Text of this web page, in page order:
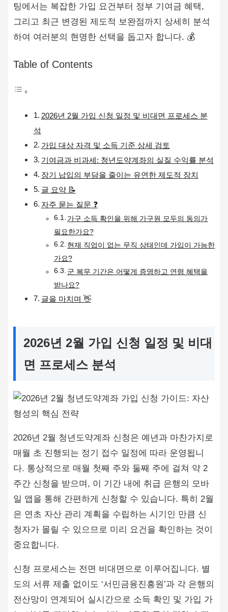
팅에서는 복잡한 가입 요건부터 정부 기여금 혜택,
그리고 최근 변경된 제도적 보완점까지 상세히 분석
하여 여러분의 현명한 선택을 돕고자 합니다. 💰
Table of Contents
2026년 2월 가입 신청 일정 및 비대면 프로세스 분
석
가입 대상 자격 및 소득 기준 상세 검토
기여금과 비과세: 청년도약계좌의 실질 수익률 분석
장기 납입의 부담을 줄이는 유연한 제도적 장치
글 요약 📝
자주 묻는 질문 ❓
가구 소득 확인을 위해 가구원 모두의 동의가
필요한가요?
현재 직업이 없는 무직 상태인데 가입이 가능한
가요?
군 복무 기간은 어떻게 증명하고 연령 혜택을
받나요?
글을 마치며 👋
2026년 2월 가입 신청 일정 및 비대
면 프로세스 분석
2026년 2월 청년도약계좌 신청은 예년과 마찬가지로
매월 초 진행되는 정기 접수 일정에 따라 운영됩니
다. 통상적으로 매월 첫째 주와 둘째 주에 걸쳐 약 2
주간 신청을 받으며, 이 기간 내에 취급 은행의 모바
일 앱을 통해 간편하게 신청할 수 있습니다. 특히 2월
은 연초 자산 관리 계획을 수립하는 시기인 만큼 신
청자가 몰릴 수 있으므로 미리 요건을 확인하는 것이
중요합니다.
신청 프로세스는 전면 비대면으로 이루어집니다. 별
도의 서류 제출 없이도 ‘서민금융진흥원’과 각 은행의
전산망이 연계되어 실시간으로 소득 확인 및 가입 가